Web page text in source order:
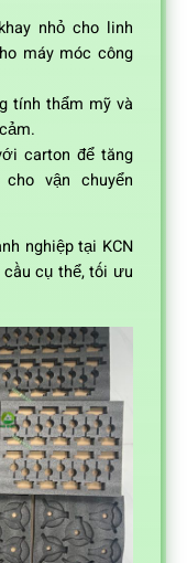
nhỏ cho linh
máy móc công
tính thẩm mỹ và
carton để tăng
vận chuyển
nghiệp tại KCN
cụ thể, tối ưu